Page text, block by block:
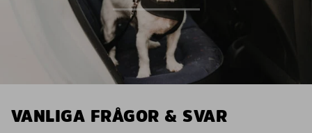
VANLIGA FRÅGOR & SVAR